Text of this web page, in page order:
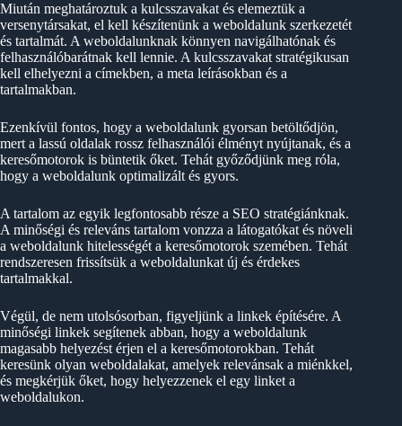
Miután meghatároztuk a kulcsszavakat és elemeztük a
versenytársakat, el kell készítenünk a weboldalunk szerkezetét
és tartalmát. A weboldalunknak könnyen navigálhatónak és
felhasználóbarátnak kell lennie. A kulcsszavakat stratégikusan
kell elhelyezni a címekben, a meta leírásokban és a
tartalmakban.
Ezenkívül fontos, hogy a weboldalunk gyorsan betöltődjön,
mert a lassú oldalak rossz felhasználói élményt nyújtanak, és a
keresőmotorok is büntetik őket. Tehát győződjünk meg róla,
hogy a weboldalunk optimalizált és gyors.
A tartalom az egyik legfontosabb része a SEO stratégiánknak.
A minőségi és releváns tartalom vonzza a látogatókat és növeli
a weboldalunk hitelességét a keresőmotorok szemében. Tehát
rendszeresen frissítsük a weboldalunkat új és érdekes
tartalmakkal.
Végül, de nem utolsósorban, figyeljünk a linkek építésére. A
minőségi linkek segítenek abban, hogy a weboldalunk
magasabb helyezést érjen el a keresőmotorokban. Tehát
keresünk olyan weboldalakat, amelyek relevánsak a miénkkel,
és megkérjük őket, hogy helyezzenek el egy linket a
weboldalukon.